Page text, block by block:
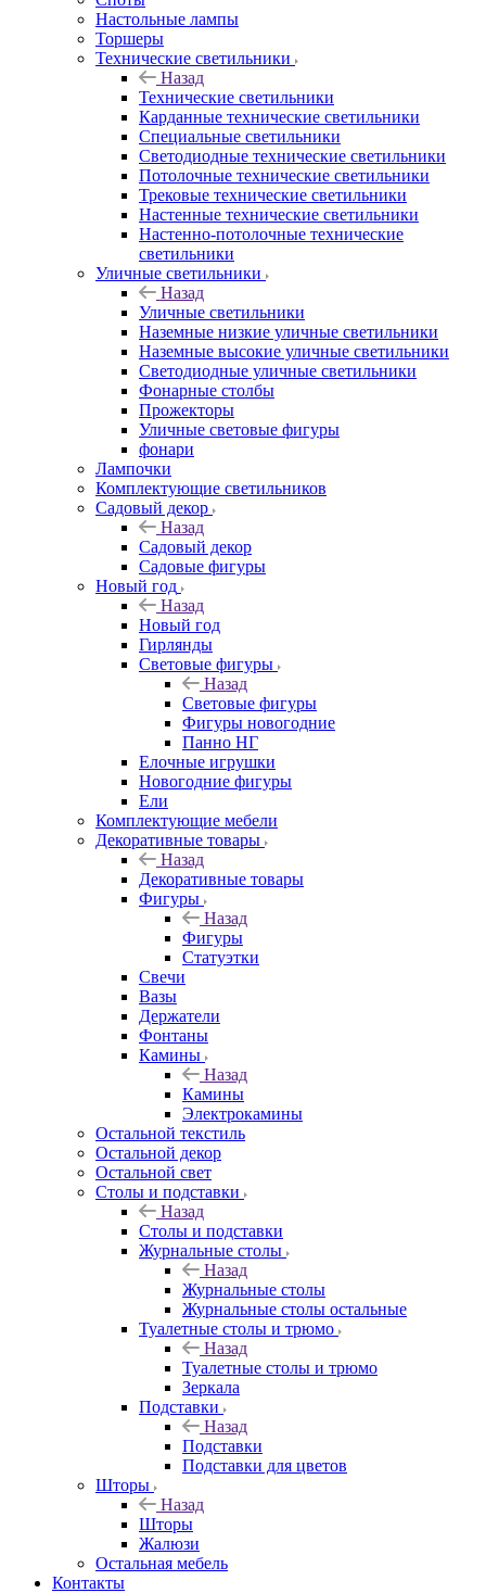
Настольные лампы
Торшеры
Технические светильники
Назад
Технические светильники
Карданные технические светильники
Специальные светильники
Светодиодные технические светильники
Потолочные технические светильники
Трековые технические светильники
Настенные технические светильники
Настенно-потолочные технические
светильники
Уличные светильники
Назад
Уличные светильники
Наземные низкие уличные светильники
Наземные высокие уличные светильники
Светодиодные уличные светильники
Фонарные столбы
Прожекторы
Уличные световые фигуры
фонари
Лампочки
Комплектующие светильников
Садовый декор
Назад
Садовый декор
Садовые фигуры
Новый год
Назад
Новый год
Гирлянды
Световые фигуры
Назад
Световые фигуры
Фигуры новогодние
Панно НГ
Елочные игрушки
Новогодние фигуры
Ели
Комплектующие мебели
Декоративные товары
Назад
Декоративные товары
Фигуры
Назад
Фигуры
Статуэтки
Свечи
Вазы
Держатели
Фонтаны
Камины
Назад
Камины
Электрокамины
Остальной текстиль
Остальной декор
Остальной свет
Столы и подставки
Назад
Столы и подставки
Журнальные столы
Назад
Журнальные столы
Журнальные столы остальные
Туалетные столы и трюмо
Назад
Туалетные столы и трюмо
Зеркала
Подставки
Назад
Подставки
Подставки для цветов
Шторы
Назад
Шторы
Жалюзи
Остальная мебель
Контакты